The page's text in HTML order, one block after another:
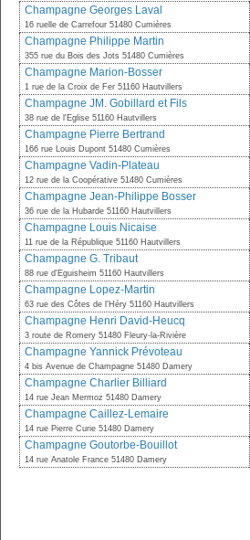
Champagne Georges Laval
16 ruelle de Carrefour 51480 Cumières
Champagne Philippe Martin
355 rue du Bois des Jots 51480 Cumières
Champagne Marion-Bosser
1 rue de la Croix de Fer 51160 Hautvillers
Champagne JM. Gobillard et Fils
38 rue de l'Eglise 51160 Hautvillers
Champagne Pierre Bertrand
166 rue Louis Dupont 51480 Cumières
Champagne Vadin-Plateau
12 rue de la Coopérative 51480 Cumières
Champagne Jean-Philippe Bosser
36 rue de la Hubarde 51160 Hautvillers
Champagne Louis Nicaise
11 rue de la République 51160 Hautvillers
Champagne G. Tribaut
88 rue d'Eguisheim 51160 Hautvillers
Champagne Lopez-Martin
63 rue des Côtes de l'Héry 51160 Hautvillers
Champagne Henri David-Heucq
3 route de Romery 51480 Fleury-la-Rivière
Champagne Yannick Prévoteau
4 bis Avenue de Champagne 51480 Damery
Champagne Charlier Billiard
14 rue Jean Mermoz 51480 Damery
Champagne Caillez-Lemaire
14 rue Pierre Curie 51480 Damery
Champagne Goutorbe-Bouillot
14 rue Anatole France 51480 Damery